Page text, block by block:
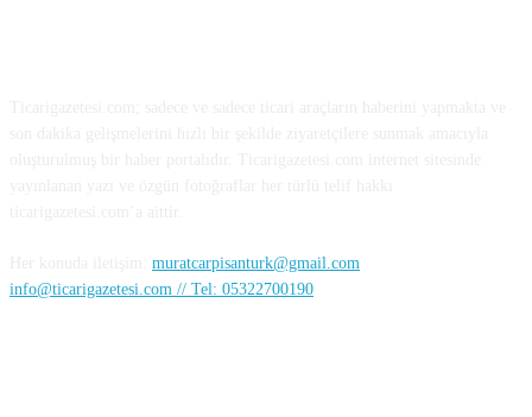
muratcarpisanturk@gmail.com
info@ticarigazetesi.com // Tel: 05322700190